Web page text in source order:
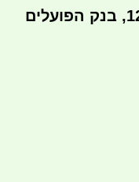
העברה בנקאית לחשבון 12235, בנק הפועלים